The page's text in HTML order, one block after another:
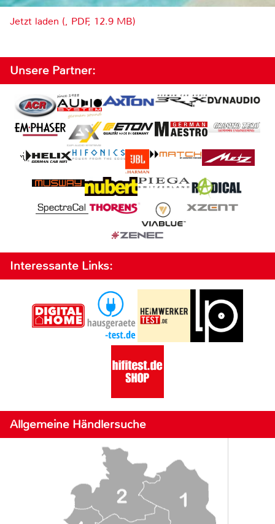
Jetzt laden (, PDF, 12.9 MB)
Unsere Partner:
Interessante Links:
Allgemeine Händlersuche